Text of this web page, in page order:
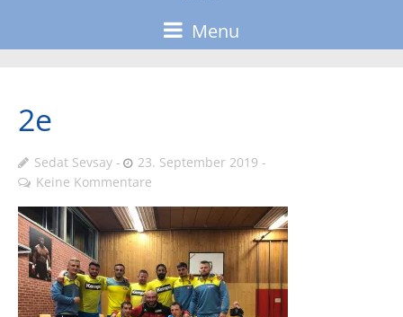
Menu
2e
Sedat Sevsay
23. September 2019
Keine Kommentare